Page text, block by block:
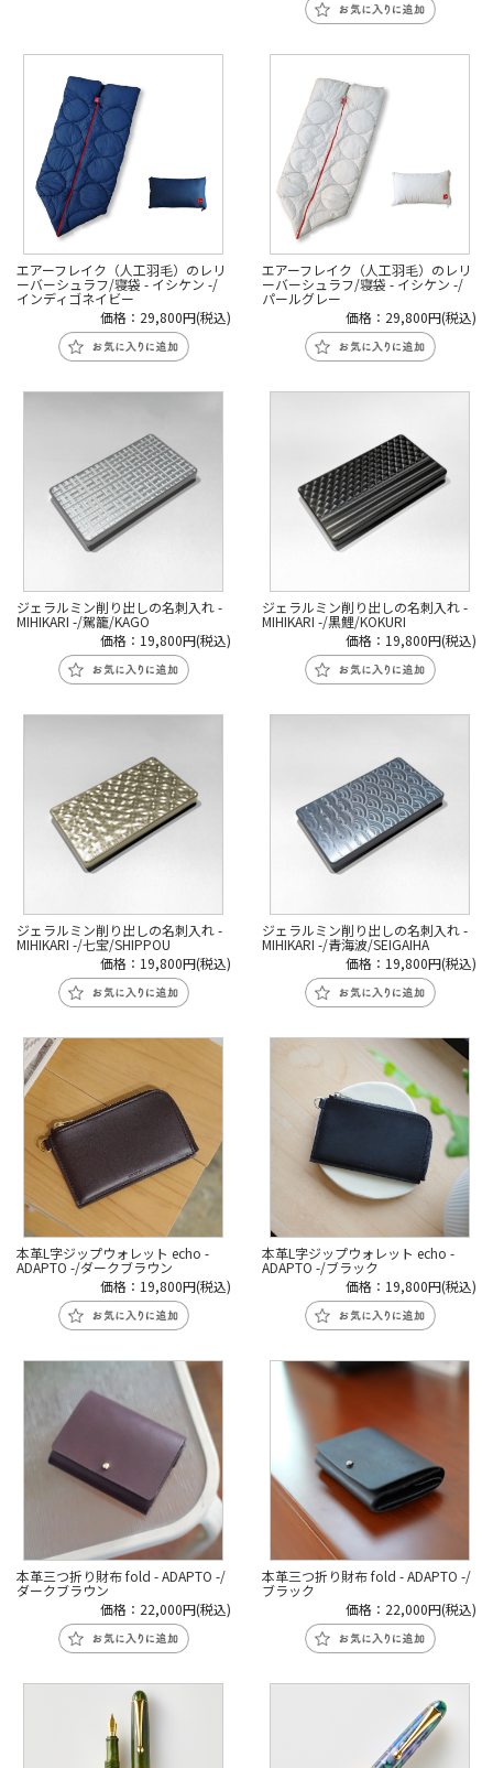
エアーフレイク（人工羽毛）のレリ
ーバーシュラフ/寝袋 - イシケン -/
インディゴネイビー
価格：29,800円(税込)
エアーフレイク（人工羽毛）のレリ
ーバーシュラフ/寝袋 - イシケン -/
パールグレー
価格：29,800円(税込)
ジェラルミン削り出しの名刺入れ -
MIHIKARI -/駕籠/KAGO
価格：19,800円(税込)
ジェラルミン削り出しの名刺入れ -
MIHIKARI -/黒鯉/KOKURI
価格：19,800円(税込)
ジェラルミン削り出しの名刺入れ -
MIHIKARI -/七宝/SHIPPOU
価格：19,800円(税込)
ジェラルミン削り出しの名刺入れ -
MIHIKARI -/青海波/SEIGAIHA
価格：19,800円(税込)
本革L字ジップウォレット echo -
ADAPTO -/ダークブラウン
価格：19,800円(税込)
本革L字ジップウォレット echo -
ADAPTO -/ブラック
価格：19,800円(税込)
本革三つ折り財布 fold - ADAPTO -/
ダークブラウン
価格：22,000円(税込)
本革三つ折り財布 fold - ADAPTO -/
ブラック
価格：22,000円(税込)